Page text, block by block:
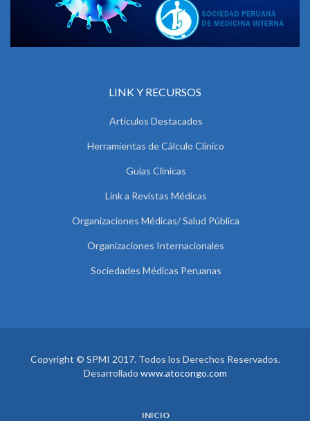
LINK Y RECURSOS
Artículos Destacados
Herramientas de Cálculo Clínico
Guías Clínicas
Link a Revistas Médicas
Organizaciones Médicas/ Salud Pública
Organizaciones Internacionales
Sociedades Médicas Peruanas
Copyright © SPMI 2017. Todos los Derechos Reservados.
Desarrollado www.atocongo.com
INICIO